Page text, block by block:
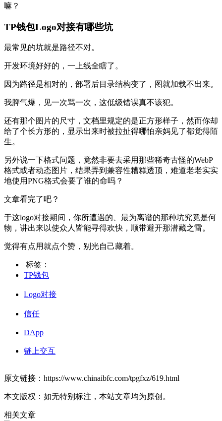
嘛？
TP钱包Logo对接有哪些坑
最常见的坑就是路径不对。
开发环境好好的，一上线全瞎了。
因为路径是相对的，部署后目录结构变了，图就加载不出来。
我脾气爆，见一次骂一次，这低级错误真不该犯。
还有那个图片的尺寸，文档里规定的是正方形样子，然而你却
给了个长方形的，显示出来时被拉扯得哪怕亲妈见了都觉得陌
生。
另外说一下格式问题，竟然非要去采用那些稀奇古怪的WebP
格式或者动态图片，结果弄到兼容性糟糕透顶，难道老老实实
地使用PNG格式会要了谁的命吗？
文章看完了吧？
于这logo对接期间，你所遭遇的、最为离谱的那种坑究竟是何
物，讲出来以使众人皆能寻得欢快，顺带避开那潜藏之雷。
觉得有点用就点个赞，别光自己藏着。
标签：
TP钱包
Logo对接
信任
DApp
链上交互
原文链接：https://www.chinaibfc.com/tpgfxz/619.html
本文版权：如无特别标注，本站文章均为原创。
相关文章